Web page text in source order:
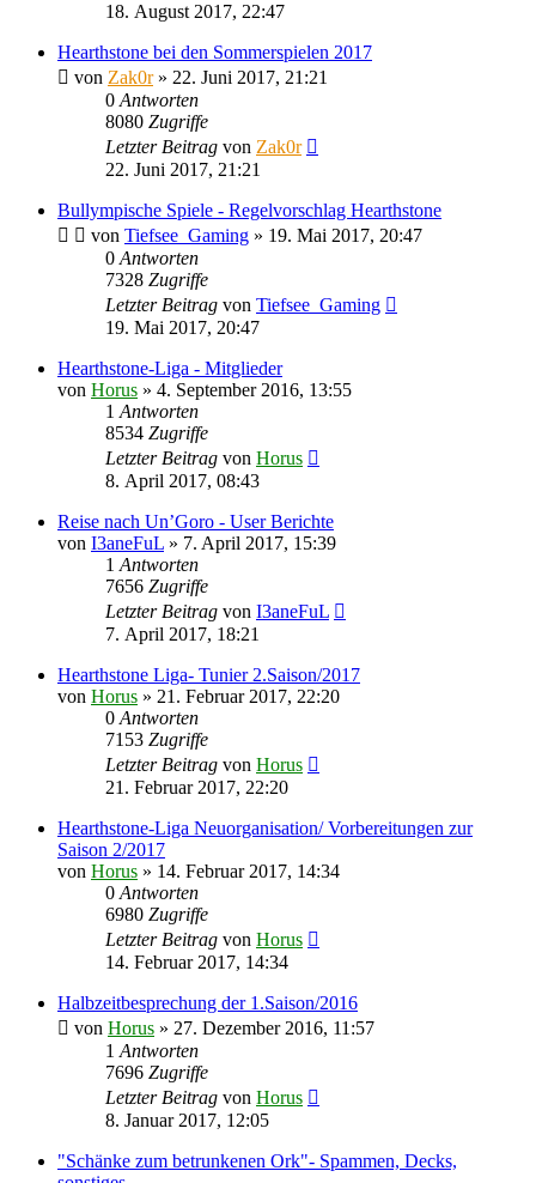
18. August 2017, 22:47
Hearthstone bei den Sommerspielen 2017
von Zak0r» 22. Juni 2017, 21:21
0 Antworten
8080 Zugriffe
Letzter Beitrag von Zak0r
22. Juni 2017, 21:21
Bullympische Spiele - Regelvorschlag Hearthstone
von Tiefsee_Gaming » 19. Mai 2017, 20:47
0 Antworten
7328 Zugriffe
Letzter Beitrag von Tiefsee_Gaming
19. Mai 2017, 20:47
Hearthstone-Liga - Mitglieder
von Horus » 4. September 2016, 13:55
1 Antworten
8534 Zugriffe
Letzter Beitrag von Horus
8. April 2017, 08:43
Reise nach Un’Goro - User Berichte
von I3aneFuL » 7. April 2017, 15:39
1 Antworten
7656 Zugriffe
Letzter Beitrag von I3aneFuL
7. April 2017, 18:21
Hearthstone Liga- Tunier 2.Saison/2017
von Horus » 21. Februar 2017, 22:20
0 Antworten
7153 Zugriffe
Letzter Beitrag von Horus
21. Februar 2017, 22:20
Hearthstone-Liga Neuorganisation/ Vorbereitungen zur
Saison 2/2017
von Horus » 14. Februar 2017, 14:34
0 Antworten
6980 Zugriffe
Letzter Beitrag von Horus
14. Februar 2017, 14:34
Halbzeitbesprechung der 1.Saison/2016
von Horus » 27. Dezember 2016, 11:57
1 Antworten
7696 Zugriffe
Letzter Beitrag von Horus
8. Januar 2017, 12:05
"Schänke zum betrunkenen Ork"- Spammen, Decks,